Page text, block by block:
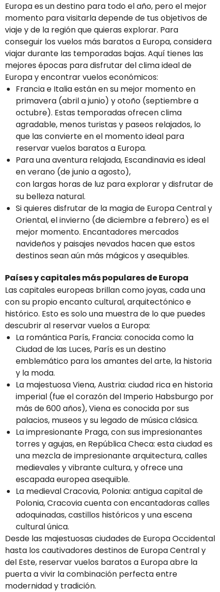
Europa es un destino para todo el año, pero el mejor
momento para visitarla depende de tus objetivos de
viaje y de la región que quieras explorar. Para
conseguir los vuelos más baratos a Europa, considera
viajar durante las temporadas bajas. Aquí tienes las
mejores épocas para disfrutar del clima ideal de
Europa y encontrar vuelos económicos:
Francia e Italia están en su mejor momento en
primavera (abril a junio) y otoño (septiembre a
octubre). Estas temporadas ofrecen clima
agradable, menos turistas y paseos relajados, lo
que las convierte en el momento ideal para
reservar vuelos baratos a Europa.
Para una aventura relajada, Escandinavia es ideal
en verano (de junio a agosto),
con largas horas de luz para explorar y disfrutar de
su belleza natural.
Si quieres disfrutar de la magia de Europa Central y
Oriental, el invierno (de diciembre a febrero) es el
mejor momento. Encantadores mercados
navideños y paisajes nevados hacen que estos
destinos sean aún más mágicos y asequibles.
Países y capitales más populares de Europa
Las capitales europeas brillan como joyas, cada una
con su propio encanto cultural, arquitectónico e
histórico. Esto es solo una muestra de lo que puedes
descubrir al reservar vuelos a Europa:
La romántica París, Francia: conocida como la
Ciudad de las Luces, París es un destino
emblemático para los amantes del arte, la historia
y la moda.
La majestuosa Viena, Austria: ciudad rica en historia
imperial (fue el corazón del Imperio Habsburgo por
más de 600 años), Viena es conocida por sus
palacios, museos y su legado de música clásica.
La impresionante Praga, con sus impresionantes
torres y agujas, en República Checa: esta ciudad es
una mezcla de impresionante arquitectura, calles
medievales y vibrante cultura, y ofrece una
escapada europea asequible.
La medieval Cracovia, Polonia: antigua capital de
Polonia, Cracovia cuenta con encantadoras calles
adoquinadas, castillos históricos y una escena
cultural única.
Desde las majestuosas ciudades de Europa Occidental
hasta los cautivadores destinos de Europa Central y
del Este, reservar vuelos baratos a Europa abre la
puerta a vivir la combinación perfecta entre
modernidad y tradición.